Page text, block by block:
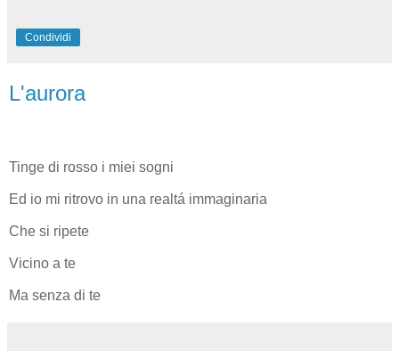
Condividi
L'aurora
Tinge di rosso i miei sogni
Ed io mi ritrovo in una realtá immaginaria
Che si ripete
Vicino a te
Ma senza di te